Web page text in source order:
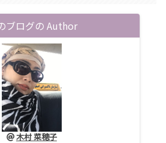
ブログの Author
木村 菜穂子